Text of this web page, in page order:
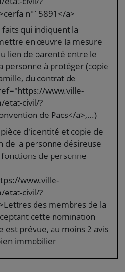
n°15891</a>
faits qui indiquent la
en œuvre la mesure
lien de parenté entre le
personne à protéger (copie
du contrat de
www.ville-
etat-civil/?
de Pacs</a>,...)
d'identité et copie de
de la personne désireuse
de personne
www.ville-
etat-civil/?
des membres de la
cette nomination
est prévue, au moins 2 avis
immobilier